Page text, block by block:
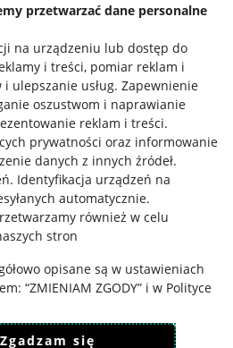
przetwarzać dane personalne
na urządzeniu lub dostęp do
i treści, pomiar reklam i
ulepszanie usług. Zapewnienie
oszustwom i naprawianie
reklam i treści.
prywatności oraz informowanie
danych z innych źródeł.
. Identyfikacja urządzeń na
automatycznie.
również w celu
stron
opisane są w ustawieniach
“ZMIENIAM ZGODY” i w Polityce
i jest ważna 12 miesięcy.
Zgadzam się
Cyfrowych